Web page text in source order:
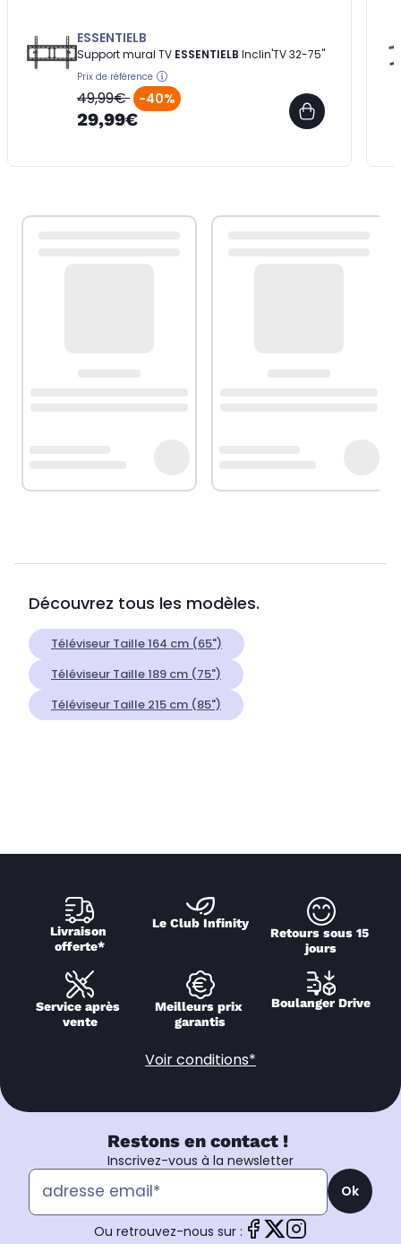
ESSENTIELB
Support mural TV ESSENTIELB Inclin'TV 32-75''
Prix de référence
49,99€ -40%
29,99€
Découvrez tous les modèles.
Téléviseur Taille 164 cm (65")
Téléviseur Taille 189 cm (75")
Téléviseur Taille 215 cm (85")
Livraison
offerte*
Le Club Infinity
Retours sous 15
jours
Service après
vente
Meilleurs prix
garantis
Boulanger Drive
Voir conditions*
Restons en contact !
Inscrivez-vous à la newsletter
Ok
Ou retrouvez-nous sur :